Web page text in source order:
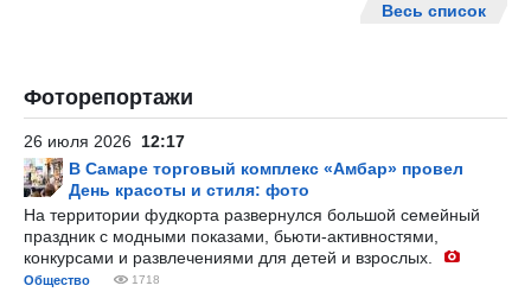
Весь список
Фоторепортажи
26 июля 2026 12:17
В Самаре торговый комплекс «Амбар» провел
День красоты и стиля: фото
На территории фудкорта развернулся большой семейный
праздник с модными показами, бьюти-активностями,
конкурсами и развлечениями для детей и взрослых.
Общество 1718